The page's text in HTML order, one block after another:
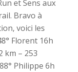
et Sens aux
Bravo à
voici les
Florent 16h
km – 253
Philippe 6h